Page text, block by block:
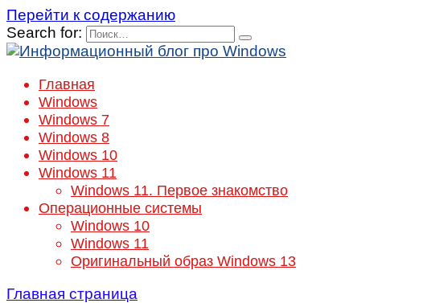
Перейти к содержанию
Search for:
Главная
Windows
Windows 7
Windows 8
Windows 10
Windows 11
Windows 11. Первое знакомство
Операционные системы
Windows 10
Windows 11
Оригинальный образ Windows 13
Главная страница